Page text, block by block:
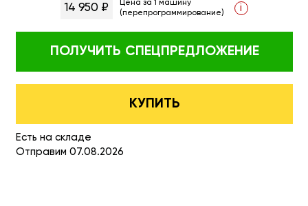
14 950 ₽
Цена за 1 машину
(перепрограммирование)
i
ПОЛУЧИТЬ СПЕЦПРЕДЛОЖЕНИЕ
КУПИТЬ
Есть на складе
Отправим 07.08.2026